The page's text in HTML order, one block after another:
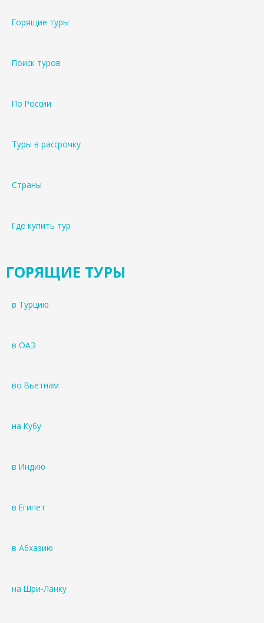
Горящие туры
Поиск туров
По России
Туры в рассрочку
Страны
Где купить тур
ГОРЯЩИЕ ТУРЫ
в Турцию
в ОАЭ
во Вьетнам
на Кубу
в Индию
в Египет
в Абхазию
на Шри-Ланку